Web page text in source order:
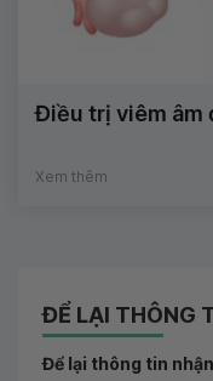
Điều trị viêm âm
Xem thêm
ĐỂ LẠI THÔNG
Để lại thông tin